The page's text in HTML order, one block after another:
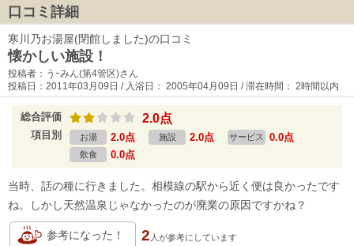
口コミ詳細
寒川乃お湯屋(閉館しました)の口コミ
懐かしい施設！
投稿者：うｰみん(第4管区)さん
投稿日：2011年03月09日 / 入浴日： 2005年04月09日 / 滞在時間： 2時間以内
総合評価 2.0点
項目別 お湯 2.0点 施設 2.0点 サービス 0.0点
飲食 0.0点
当時、話の種に行きました。相模線の駅から近く便は良かったです
ね。しかし天然温泉じゃなかったのが廃業の原因ですかね？
参考になった！ 2 人が参考にしています